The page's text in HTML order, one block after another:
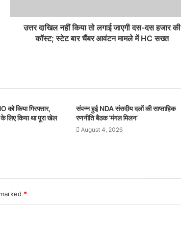
उत्तर दाखिल नहीं किया तो लगाई जाएगी दस-दस हजार की
कॉस्ट; स्टेट बार चैंबर आवंटन मामले में HC सख्त
को किया गिरफ्तार,
लिए किया था पूरा खेल
संपन्न हुई NDA संसदीय दलों की साप्ताहिक
रणनीति बैठक ‘मंगल मिलन’
August 4, 2026
*